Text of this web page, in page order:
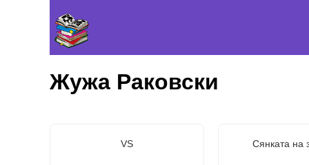
Жужа Раковски
VS Сянката на